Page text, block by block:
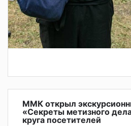
ММК открыл
«Секреты метизного
круга посетителей